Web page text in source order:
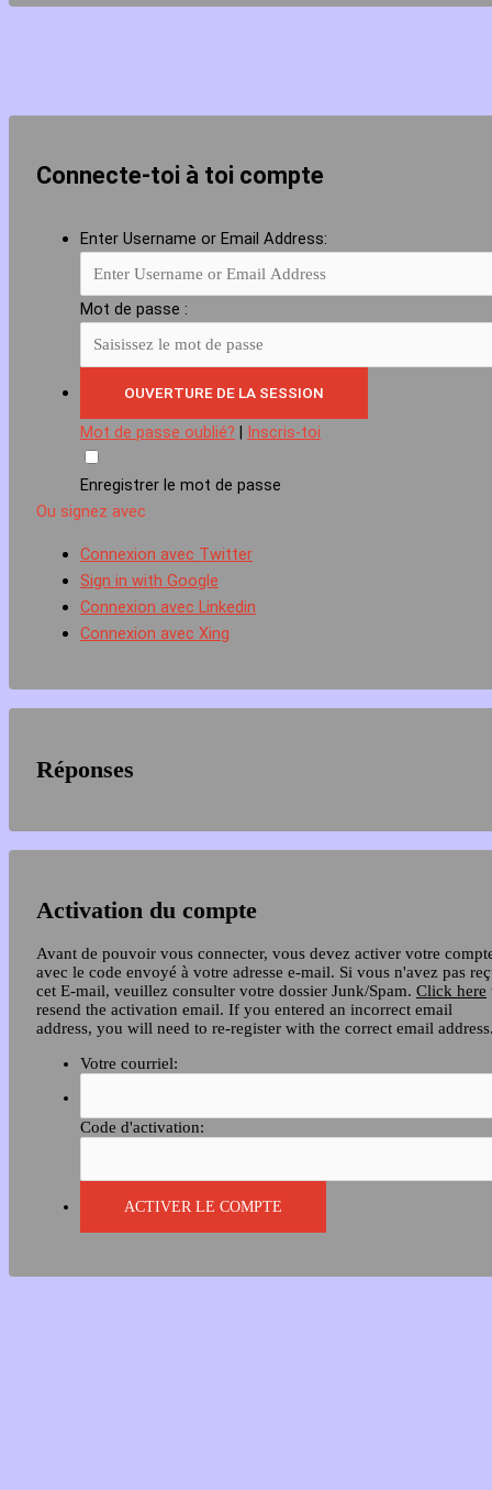
Connecte-toi à toi compte
Enter Username or Email Address:
Mot de passe :
Mot de passe oublié? Inscris-toi
Enregistrer le mot de passe
Ou signez avec
Connexion avec Twitter
Sign in with Google
Connexion avec Linkedin
Connexion avec Xing
Réponses
Activation du compte
Avant de pouvoir vous connecter, vous devez activer votre
avec le code envoyé à votre adresse e-mail. Si vous n'avez pas
cet E-mail, veuillez consulter votre dossier Junk/Spam. Click here
resend the activation email. If you entered an incorrect email
address, you will need to re-register with the correct email
Votre courriel:
Code d'activation: